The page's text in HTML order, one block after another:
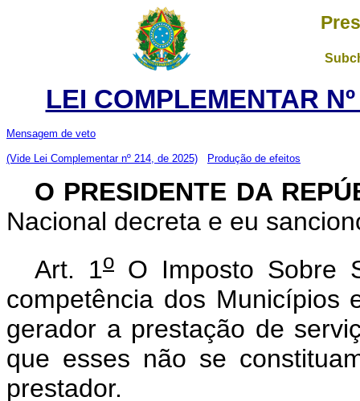
LEI COMPLEMENTAR
Mensagem de veto
(Vide Lei Complementar nº 214, de 2025) Produção de efeitos
O PRESIDENTE DA
Nacional decreta e eu
Art. 1o O Imposto Sobre
competência dos Municípios
gerador a prestação de
que esses não se
prestador.